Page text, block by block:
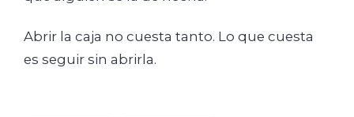
Abrir la caja no cuesta tanto. Lo que cuesta
es seguir sin abrirla.